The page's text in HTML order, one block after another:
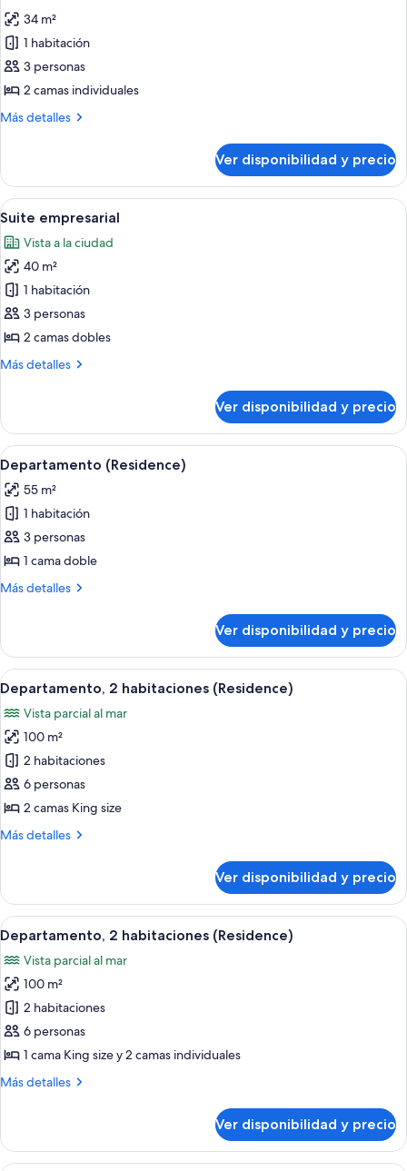
camas
individuales
fotos
de
Habitación
Deluxe
con
2
2
camas
individuales,
vista
al
mar
34 m²
1 habitación
3 personas
2 camas individuales
Más detalles
Más
Deluxe
con
2
individuales,
2
camas
individuales,
vista
al
mar
Ver disponibilidad y precio
Ver
todas
las
fotos
de
Suite
empresarial
Caja de seguridad en la habitación y
8
Suite empresarial
Vista a la ciudad
40 m²
1 habitación
3 personas
2 camas dobles
Más detalles
Más
empresarial
Ver disponibilidad y precio
Ver
todas
las
fotos
de
Departamento
(Residence)
Habitación de hotel con cama, sofá,
6
Departamento (Residence)
55 m²
1 habitación
3 personas
1 cama doble
Más detalles
Más
(Residence)
Ver disponibilidad y precio
Ver
todas
las
fotos
de
Departamento,
2
(Residence)
Habitación de hotel con una cama
7
Departamento, 2 habitaciones (Residence)
Vista parcial al mar
100 m²
2 habitaciones
6 personas
2 camas King size
Más detalles
Más
2
habitaciones
(Residence)
Ver disponibilidad y precio
Ver
todas
las
fotos
de
Departamento,
2
(Residence)
Habitación de hotel con una cama
7
Departamento, 2 habitaciones (Residence)
Vista parcial al mar
100 m²
2 habitaciones
6 personas
1 cama King size y 2 camas individuales
Más detalles
Más
2
habitaciones
Ver disponibilidad y precio